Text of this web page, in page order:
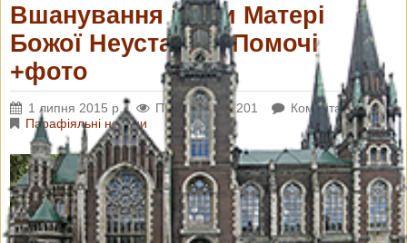
Вшанування ікони Матері
Божої Неустанної Помочі
+фото
1 липня 2015 р. Переглядів: 6201
Коментарі: 0
Парафіяльні новини